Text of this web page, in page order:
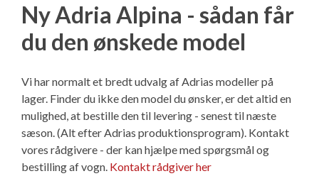
Ny Adria Alpina - sådan får
du den ønskede model
Vi har normalt et bredt udvalg af Adrias modeller på
lager. Finder du ikke den model du ønsker, er det altid en
mulighed, at bestille den til levering - senest til næste
sæson. (Alt efter Adrias produktionsprogram). Kontakt
vores rådgivere - der kan hjælpe med spørgsmål og
bestilling af vogn. Kontakt rådgiver her